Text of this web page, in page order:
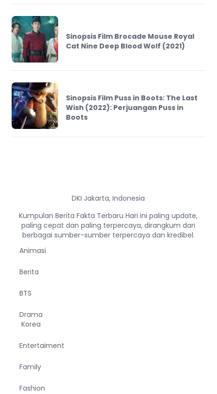
Sinopsis Film Brocade Mouse Royal
Cat Nine Deep Blood Wolf (2021)
Sinopsis Film Puss in Boots: The Last
Wish (2022): Perjuangan Puss in
Boots
DKI Jakarta, Indonesia
Kumpulan Berita Fakta Terbaru Hari ini paling update,
paling cepat dan paling terpercaya, dirangkum dari
berbagai sumber-sumber terpercaya dan kredibel.
Animasi
Berita
BTS
Drama
Korea
Entertaiment
Family
Fashion